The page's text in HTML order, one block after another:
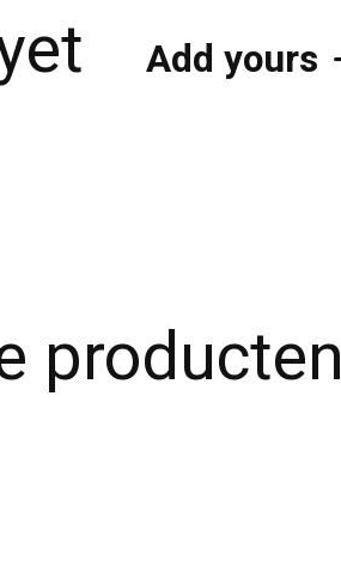
Add yours
producten